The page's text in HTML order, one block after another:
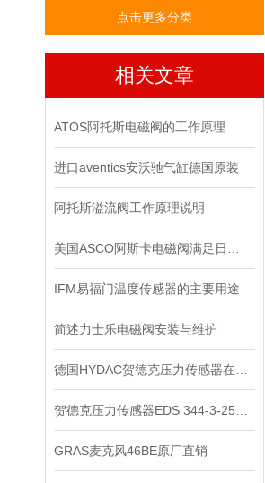
点击更多分类
相关文章
ATOS阿托斯电磁阀的工作原理
进口aventics安沃驰气缸德国原装
阿托斯溢流阀工作原理说明
IFM易福门温度传感器的主要用途
简述力士乐电磁阀安装与维护
GRAS麦克风46BE原厂直销